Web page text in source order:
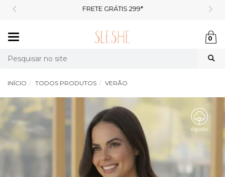
FRETE GRÁTIS 299*
0
INÍCIO TODOS PRODUTOS VERÃO